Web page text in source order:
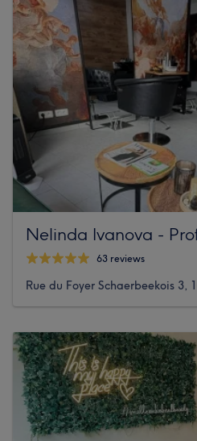
Nelinda Ivanova -
63 reviews
Rue du Foyer Schaerbeekois 3,